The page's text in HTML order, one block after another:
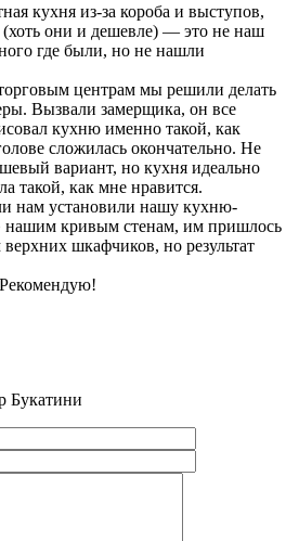
кухня из-за короба и выступов,
они и дешевле) — это не наш
где были, но не нашли
центрам мы решили делать
Вызвали замерщика, он все
кухню именно такой, как
сложилась окончательно. Не
вариант, но кухня идеально
такой, как мне нравится.
нам установили нашу кухню-
нашим кривым стенам, им пришлось
шкафчиков, но результат
Букатини